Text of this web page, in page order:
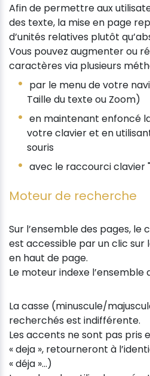
Afin de permettre aux
des texte, la mise en page
d’unités relatives plutôt
Vous pouvez augmenter ou
caractères via plusieurs
par le menu de votre
Taille du texte ou Zoom)
en maintenant enfoncé
votre clavier et en
souris
avec le raccourci clavier
Moteur de recherche
Sur l’ensemble des pages,
est accessible par un clic
en haut de page.
Le moteur indexe l’ensemble
La casse (minuscule/
recherchés est indifférente.
Les accents ne sont pas pris
« deja », retourneront à
« déja »...)